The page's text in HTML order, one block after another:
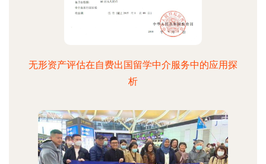
无形资产评估在自费出国留学中介服务中的应用探
析